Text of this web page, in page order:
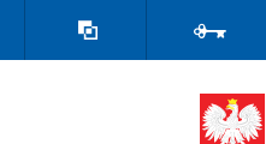
kontrastowa